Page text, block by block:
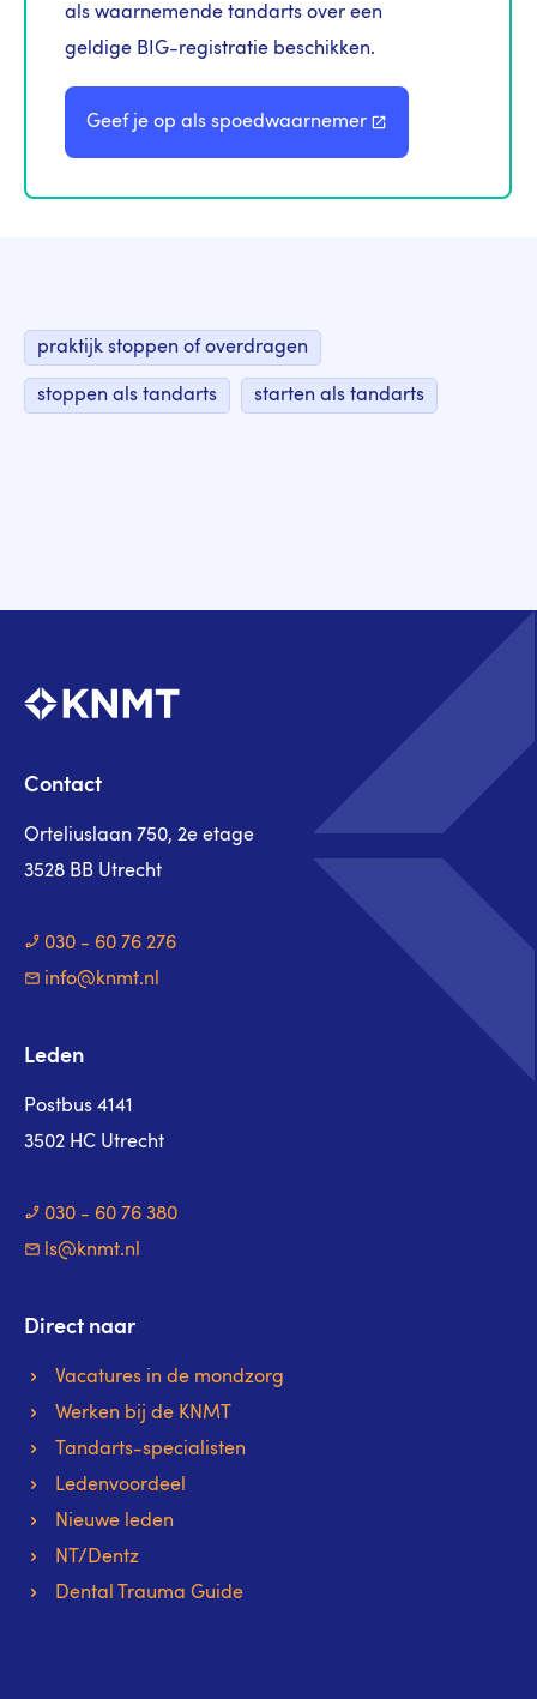
als waarnemende tandarts over een
geldige BIG-registratie beschikken.
Geef je op als spoedwaarnemer
praktijk stoppen of overdragen
stoppen als tandarts starten als tandarts
Contact
Orteliuslaan 750, 2e etage
3528 BB Utrecht
030 - 60 76 276
info@knmt.nl
Leden
Postbus 4141
3502 HC Utrecht
030 - 60 76 380
ls@knmt.nl
Direct naar
Vacatures in de mondzorg
Werken bij de KNMT
Tandarts-specialisten
Ledenvoordeel
Nieuwe leden
NT/Dentz
Dental Trauma Guide